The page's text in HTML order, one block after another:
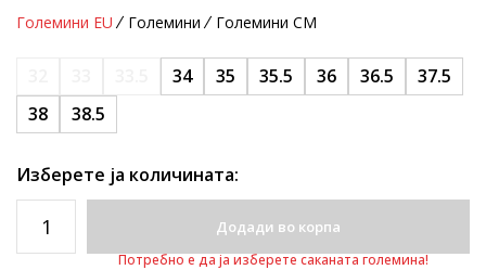
Големини EU Големини Големини CM
34 35 35.5 36 36.5
37.5
38
38.5
Изберете ја количината:
Додади во корпа
Потребно е да ја изберете саканата големина!